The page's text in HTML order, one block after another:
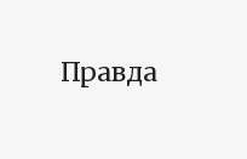
Правда